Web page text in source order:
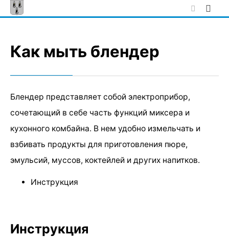
Skip
to
Как мыть блендер
Блендер представляет собой электроприбор,
сочетающий в себе часть функций миксера и
кухонного комбайна. В нем удобно измельчать и
взбивать продукты для приготовления пюре,
эмульсий, муссов, коктейлей и других напитков.
Инструкция
Инструкция